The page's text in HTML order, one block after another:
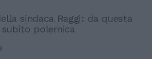
sindaca Raggi: da questa
polemica